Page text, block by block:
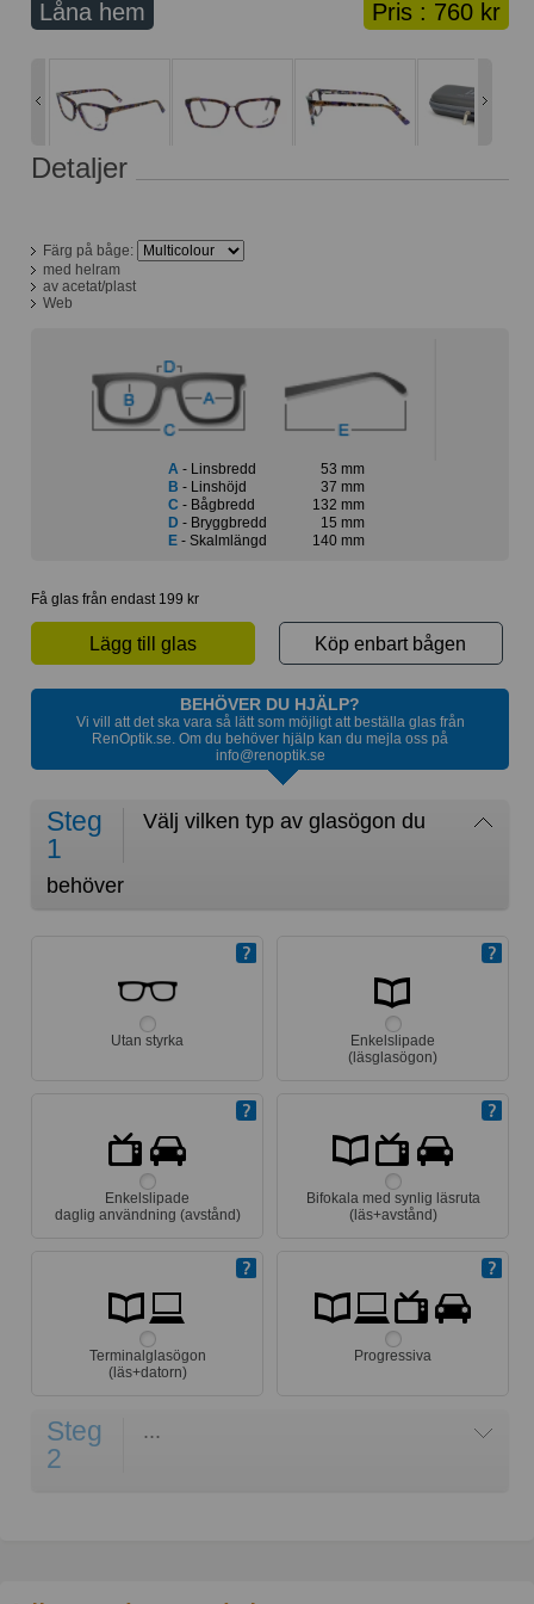
Lånekorg: 0 bågar
Pris : 760 kr
Låna hem
Detaljer
Färg på båge:
med helram
av acetat/plast
Web
A - Linsbredd
53 mm
B - Linshöjd
37 mm
C - Bågbredd
132 mm
D - Bryggbredd
15 mm
E- Skalmlängd 140 mm
Få glas från endast 199 kr
Lägg till glas Köp enbart bågen
BEHÖVER DU HJÄLP?
Vi vill att det ska vara så lätt som möjligt att beställa glas från
RenOptik.se. Om du behöver hjälp kan du mejla oss på
info@renoptik.se
Steg
1
Välj vilken typ av glasögon du
behöver
Utan styrka
Enkelslipade
(läsglasögon)
Enkelslipade
daglig användning (avstånd)
Bifokala med synlig läsruta
(läs+avstånd)
Terminalglasögon
(läs+datorn)
Progressiva
Steg
2
...